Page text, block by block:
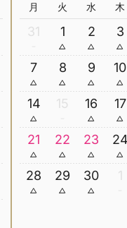
月 火 水 木
31 1 2 3
7 8 9 10
14 15 16 17
21 22 23 24
28 29 30 1